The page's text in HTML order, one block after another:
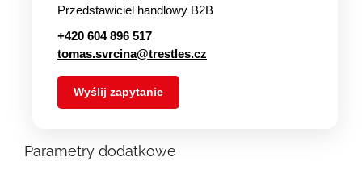
Przedstawiciel handlowy B2B
+420 604 896 517
tomas.svrcina@trestles.cz
Wyślij zapytanie
Parametry dodatkowe